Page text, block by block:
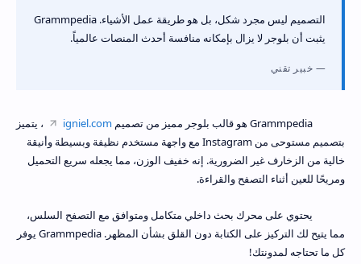
التصميم ليس مجرد شكل، بل هو طريقة عمل الأشياء. Grammpedia
يثبت أن بلوجر لا يزال بإمكانه منافسة أحدث المنصات عالمياً.
خبير تقني
Grammpedia هو قالب بلوجر مميز من تصميم igniel.com
، يتميز
بتصميم مستوحى من Instagram مع واجهة مستخدم نظيفة وبسيطة وأنيقة
خالية من الزخارف غير الضرورية. إنه خفيف الوزن، مما يجعله سريع التحميل
ومريحًا للعين أثناء التصفح والقراءة.
يحتوي على محرك بحث داخلي متكامل ومتوافق مع التصفح السلس،
مما يتيح لك التركيز على الكتابة دون القلق بشأن المظهر. Grammpedia يوفر
كل ما تحتاجه لمدونتك!